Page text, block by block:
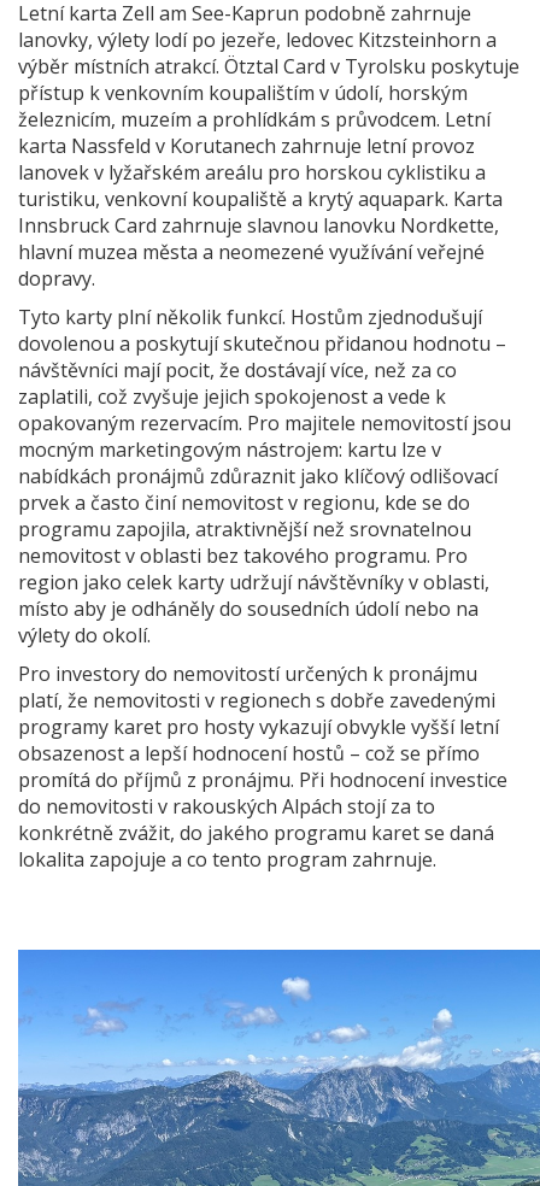
Letní karta Zell am See-Kaprun podobně zahrnuje
lanovky, výlety lodí po jezeře, ledovec Kitzsteinhorn a
výběr místních atrakcí. Ötztal Card v Tyrolsku poskytuje
přístup k venkovním koupalištím v údolí, horským
železnicím, muzeím a prohlídkám s průvodcem. Letní
karta Nassfeld v Korutanech zahrnuje letní provoz
lanovek v lyžařském areálu pro horskou cyklistiku a
turistiku, venkovní koupaliště a krytý aquapark. Karta
Innsbruck Card zahrnuje slavnou lanovku Nordkette,
hlavní muzea města a neomezené využívání veřejné
dopravy.
Tyto karty plní několik funkcí. Hostům zjednodušují
dovolenou a poskytují skutečnou přidanou hodnotu –
návštěvníci mají pocit, že dostávají více, než za co
zaplatili, což zvyšuje jejich spokojenost a vede k
opakovaným rezervacím. Pro majitele nemovitostí jsou
mocným marketingovým nástrojem: kartu lze v
nabídkách pronájmů zdůraznit jako klíčový odlišovací
prvek a často činí nemovitost v regionu, kde se do
programu zapojila, atraktivnější než srovnatelnou
nemovitost v oblasti bez takového programu. Pro
region jako celek karty udržují návštěvníky v oblasti,
místo aby je odháněly do sousedních údolí nebo na
výlety do okolí.
Pro investory do nemovitostí určených k pronájmu
platí, že nemovitosti v regionech s dobře zavedenými
programy karet pro hosty vykazují obvykle vyšší letní
obsazenost a lepší hodnocení hostů – což se přímo
promítá do příjmů z pronájmu. Při hodnocení investice
do nemovitosti v rakouských Alpách stojí za to
konkrétně zvážit, do jakého programu karet se daná
lokalita zapojuje a co tento program zahrnuje.